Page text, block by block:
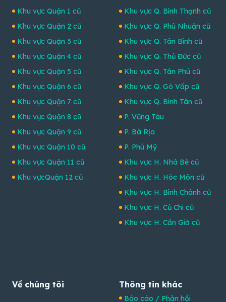
Khu vực Quận 1 cũ
Khu vực Quận 2 cũ
Khu vực Quận 3 cũ
Khu vực Quận 4 cũ
Khu vực Quận 5 cũ
Khu vực Quận 6 cũ
Khu vực Quận 7 cũ
Khu vực Quận 8 cũ
Khu vực Quận 9 cũ
Khu vực Quận 10 cũ
Khu vực Quận 11 cũ
Khu vựcQuận 12 cũ
Khu vực Q. Bình Thạnh cũ
Khu vực Q. Phú Nhuận cũ
Khu vực Q. Tân Bình cũ
Khu vực Q. Thủ Đức cũ
Khu vực Q. Tân Phú cũ
Khu vực Q. Gò Vấp cũ
Khu vực Q. Bình Tân cũ
P. Vũng Tàu
P. Bà Rịa
P. Phú Mỹ
Khu vực H. Nhà Bè cũ
Khu vực H. Hóc Môn cũ
Khu vực H. Bình Chánh cũ
Khu vực H. Củ Chi cũ
Khu vực H. Cần Giờ cũ
Về chúng tôi Thông tin khác
Báo cáo / Phản hồi